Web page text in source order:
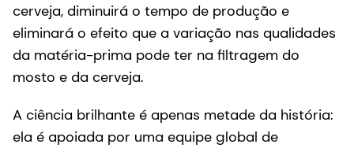
cerveja, diminuirá o tempo de produção e
eliminará o efeito que a variação nas qualidades
da matéria-prima pode ter na filtragem do
mosto e da cerveja.
A ciência brilhante é apenas metade da história:
ela é apoiada por uma equipe global de